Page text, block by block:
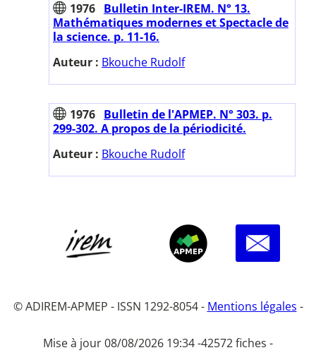
1976 Bulletin Inter-IREM. N° 13.
Mathématiques modernes et Spectacle de
la science. p. 11-16.
Auteur : Bkouche Rudolf
1976 Bulletin de l'APMEP. N° 303. p.
299-302. A propos de la périodicité.
Auteur : Bkouche Rudolf
© ADIREM-APMEP - ISSN 1292-8054 - Mentions légales -
Mise à jour 08/08/2026 19:34 -42572 fiches -